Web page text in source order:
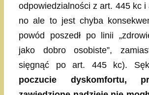
odpowiedzialności z art. 445 kc
no ale to jest chyba
powód poszedł po linii
jako dobro osobiste”,
sięgnąć po art. 445 kc).
poczucie dyskomfortu,